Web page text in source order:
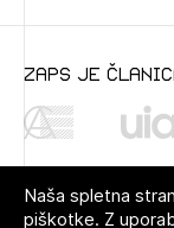
zaps je
Naša spletna
piškotke. Z